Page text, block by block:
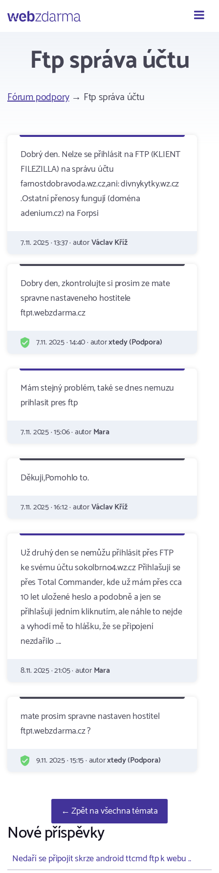
Webzdarma
Ftp správa účtu
Fórum podpory→ Ftp správa účtu
Dobrý den. Nelze se přihlásit na FTP (KLIENT
FILEZILLA) na správu účtu
farnostdobravoda.wz.cz,ani: divnykytky.wz.cz
.Ostatní přenosy fungují (doména
adenium.cz) na Forpsi
7.11. 2025 · 13:37 · autorVáclav Kříž
Dobry den, zkontrolujte si prosim ze mate
spravne nastaveneho hostitele
ftp1.webzdarma.cz
7.11. 2025 · 14:40 · autorxtedy (Podpora)
Mám stejný problém, také se dnes nemuzu
prihlasit pres ftp
7.11. 2025 · 15:06 · autorMara
Děkuji,Pomohlo to.
7.11. 2025 · 16:12 · autorVáclav Kříž
Už druhý den se nemůžu přihlásit přes FTP
ke svému účtu sokolbrno4.wz.cz Přihlašuji se
přes Total Commander, kde už mám přes cca
10 let uložené heslo a podobně a jen se
přihlašuji jedním kliknutím, ale náhle to nejde
a vyhodí mě to hlášku, že se připojení
nezdařilo ....
8.11. 2025 · 21:05 · autorMara
mate prosim spravne nastaven hostitel
ftp1.webzdarma.cz ?
9.11. 2025 · 15:15 · autorxtedy (Podpora)
← Zpět na všechna témata
Nové příspěvky
Nedaří se připojit skrze android ttcmd ftp k webu ..